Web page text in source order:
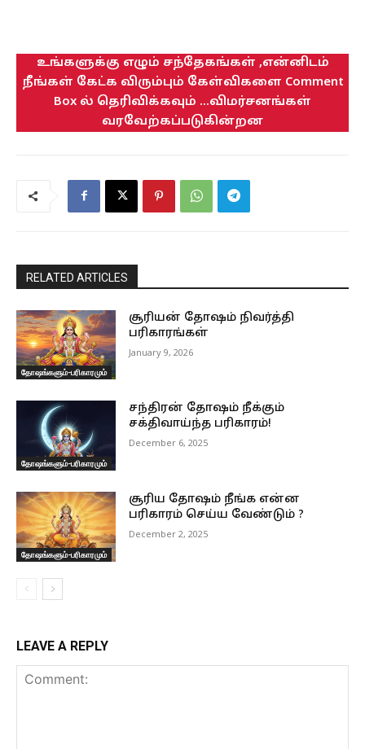
உங்களுக்கு எழும் சந்தேகங்கள் ,என்னிடம்
நீங்கள் கேட்க விரும்பும் கேள்விகளை Comment
Box ல் தெரிவிக்கவும் ...விமர்சனங்கள்
வரவேற்கப்படுகின்றன
RELATED ARTICLES
தோஷங்களும்-பரிகாரமும்
சூரியன் தோஷம் நிவர்த்தி
பரிகாரங்கள்
January 9, 2026
தோஷங்களும்-பரிகாரமும்
சந்திரன் தோஷம் நீக்கும்
சக்திவாய்ந்த பரிகாரம்!
December 6, 2025
தோஷங்களும்-பரிகாரமும்
சூரிய தோஷம் நீங்க என்ன
பரிகாரம் செய்ய வேண்டும் ?
December 2, 2025
LEAVE A REPLY